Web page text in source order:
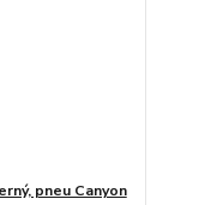
pneu Canyon